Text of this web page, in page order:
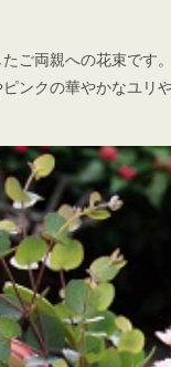
ご両親への花束です。
ンクの華やかなユリ